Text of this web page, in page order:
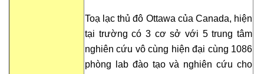
Toạ lạc thủ đô Ottawa của Canada, hiện
tại trường có 3 cơ sở với 5 trung tâm
nghiên cứu vô cùng hiện đại cùng 1086
phòng lab đào tạo và nghiên cứu cho